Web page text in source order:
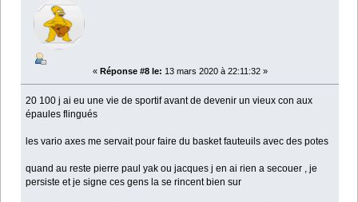
« Réponse #8 le: 13 mars 2020 à 22:11:32 »
20 100 j ai eu une vie de sportif avant de devenir un vieux con aux
épaules flingués
les vario axes me servait pour faire du basket fauteuils avec des potes
quand au reste pierre paul yak ou jacques j en ai rien a secouer , je
persiste et je signe ces gens la se rincent bien sur